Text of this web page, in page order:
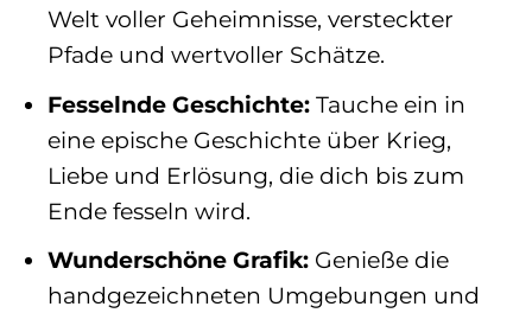
Welt voller Geheimnisse, versteckter
Pfade und wertvoller Schätze.
Fesselnde Geschichte:Tauche ein in
eine epische Geschichte über Krieg,
Liebe und Erlösung, die dich bis zum
Ende fesseln wird.
Wunderschöne Grafik:Genieße die
handgezeichneten Umgebungen und